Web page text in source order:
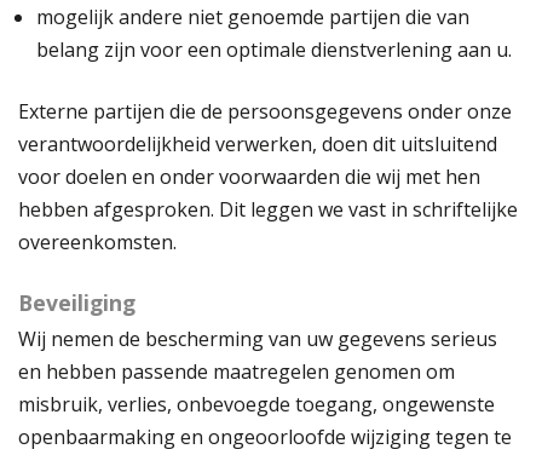
mogelijk andere niet genoemde partijen die van
belang zijn voor een optimale dienstverlening aan u.
Externe partijen die de persoonsgegevens onder onze
verantwoordelijkheid verwerken, doen dit uitsluitend
voor doelen en onder voorwaarden die wij met hen
hebben afgesproken. Dit leggen we vast in schriftelijke
overeenkomsten.
Beveiliging
Wij nemen de bescherming van uw gegevens serieus
en hebben passende maatregelen genomen om
misbruik, verlies, onbevoegde toegang, ongewenste
openbaarmaking en ongeoorloofde wijziging tegen te